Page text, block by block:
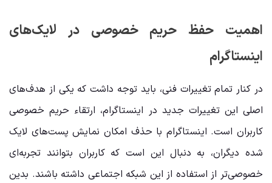
اهمیت حفظ حریم خصوصی در لایک‌های
اینستاگرام
در کنار تمام تغییرات فنی، باید توجه داشت که یکی از هدف‌های
اصلی این تغییرات جدید در اینستاگرام، ارتقاء حریم خصوصی
کاربران است. اینستاگرام با حذف امکان نمایش پست‌های لایک
شده دیگران، به دنبال این است که کاربران بتوانند تجربه‌ای
خصوصی‌تر از استفاده از این شبکه اجتماعی داشته باشند. بدین